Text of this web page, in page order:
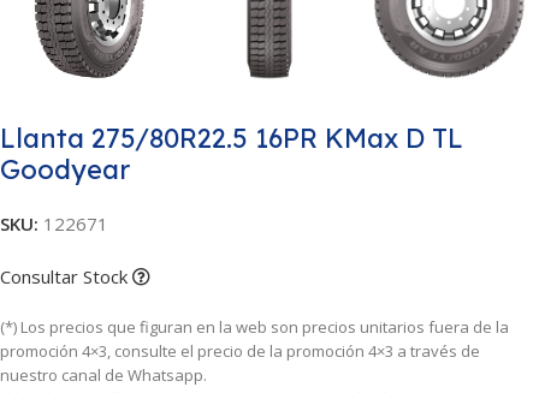
Llanta 275/80R22.5 16PR KMax D TL
Goodyear
SKU: 122671
Consultar Stock
(*) Los precios que figuran en la web son precios unitarios fuera de la
promoción 4×3, consulte el precio de la promoción 4×3 a través de
nuestro canal de Whatsapp.